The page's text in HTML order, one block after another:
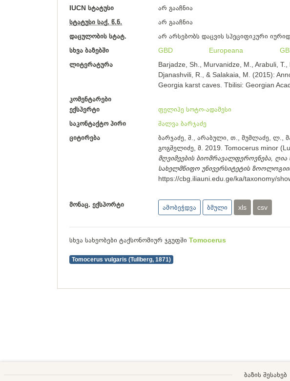
IUCN სტატუსი
არ გააჩნია
სტატუსი საქ. წ.ნ.
არ გააჩნია
დაცულობის სტატ.
არ არსებობს დაცვის სპეციფიკური
სხვა ბაზებში
GBD Europeana
ლიტერატურა
Barjadze, Sh., Murvanidze, M., Arabuli, T.,
Djanashvili, R., & Salakaia, M. (2015):
Georgia karst caves. Tbilisi: Georgian
კომენტარები
ექსპერტი
ფელიპე სოტო-ადამესი
საკონტაქტო პირი
შალვა ბარჯაძე
ციტირება
ბარჯაძე, შ., არაბული, თ., მუმლაძე, ლ.,
გოგშელიძე, მ. 2019. Tomocerus minor
მღვიმეების ბიომრავალფეროვნება, ღია
სახელმწიფო უნივერსიტეტის
https://cbg.iliauni.edu.ge/ka/taxonomy/
მონაც. ექსპორტი ამობეჭდვა ბმული xls csv
სხვა სახეობები ტაქსონომიურ ჯგუფში Tomocerus
Tomocerus vulgaris (Tullberg, 1871)
ბაზის შესახებ